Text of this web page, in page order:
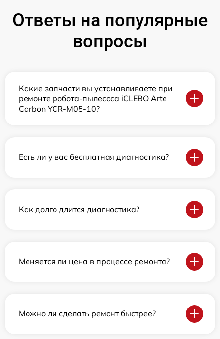
Ответы на популярные
вопросы
Какие запчасти вы устанавливаете при
ремонте робота-пылесоса iCLEBO Arte
Carbon YCR-M05-10?
Есть ли у вас бесплатная диагностика?
Как долго длится диагностика?
Меняется ли цена в процессе ремонта?
Можно ли сделать ремонт быстрее?